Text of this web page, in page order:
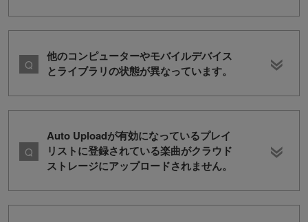
他のコンピューターやモバイルデバイス
とライブラリの状態が異なっています。
Auto Uploadが有効になっているプレイ
リストに登録されている楽曲がクラウド
ストレージにアップロードされません。